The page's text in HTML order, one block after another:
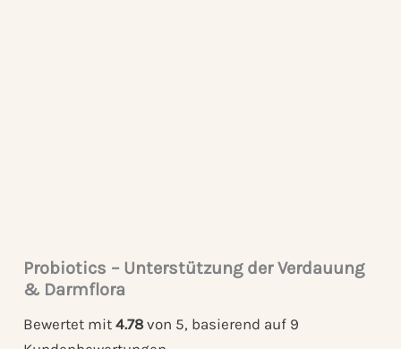
Probiotics – Unterstützung der Verdauung
& Darmflora
Bewertet mit4.78 von 5, basierend auf 9